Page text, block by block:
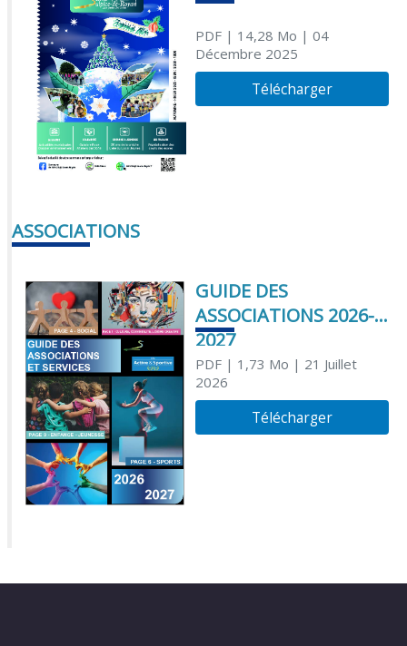
PDF| 14,28 Mo | 04
Décembre 2025
Télécharger
ASSOCIATIONS
GUIDE DES
ASSOCIATIONS 2026-
2027
PDF| 1,73 Mo | 21 Juillet
2026
Télécharger